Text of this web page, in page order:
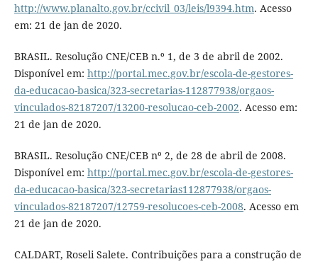
http://www.planalto.gov.br/ccivil_03/leis/l9394.htm. Acesso
em: 21 de jan de 2020.
BRASIL. Resolução CNE/CEB n.º 1, de 3 de abril de 2002.
Disponível em: http://portal.mec.gov.br/escola-de-gestores-
da-educacao-basica/323-secretarias-112877938/orgaos-
vinculados-82187207/13200-resolucao-ceb-2002. Acesso em:
21 de jan de 2020.
BRASIL. Resolução CNE/CEB nº 2, de 28 de abril de 2008.
Disponível em: http://portal.mec.gov.br/escola-de-gestores-
da-educacao-basica/323-secretarias112877938/orgaos-
vinculados-82187207/12759-resolucoes-ceb-2008. Acesso em
21 de jan de 2020.
CALDART, Roseli Salete. Contribuições para a construção de